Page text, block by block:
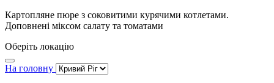
Картопляне пюре з соковитими курячими котлетами.
Доповнені міксом салату та томатами
Оберіть локацію
На головну